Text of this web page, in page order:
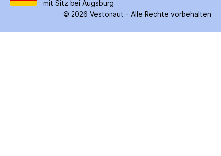
mit Sitz bei Augsburg
© 2026 Vestonaut - Alle Rechte vorbehalten